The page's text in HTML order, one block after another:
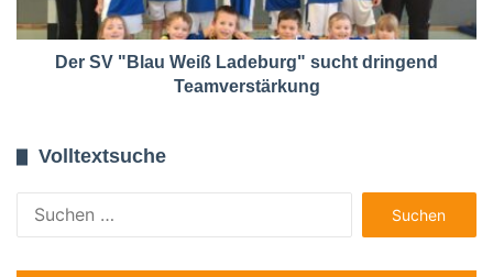
Der SV "Blau Weiß Ladeburg" sucht dringend
Teamverstärkung
Volltextsuche
nach: